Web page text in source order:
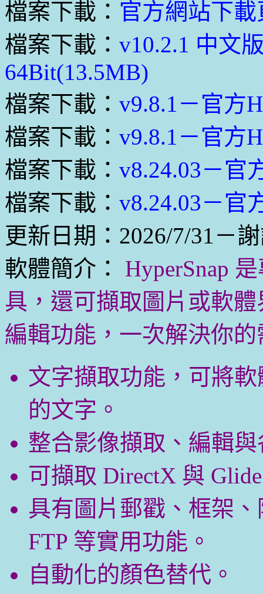
檔案下載： 官方網站下載
檔案下載： v10.2.1 中文
64Bit(13.5MB)
檔案下載： v9.8.1－官方
檔案下載： v9.8.1－官方
檔案下載： v8.24.03－官
檔案下載： v8.24.03－官
更新日期：2026/7/31－
軟體簡介：
HyperSnap
具，還可擷取圖片或軟
編輯功能，一次解決你的
文字擷取功能，可將
的文字。
整合影像擷取、編輯
可擷取 DirectX 與
具有圖片郵戳、框架
FTP 等實用功能。
自動化的顏色替代。